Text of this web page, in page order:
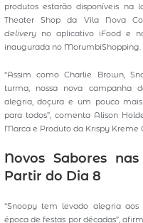
produtos estarão disponíveis na
Theater Shop da Vila Nova
deliveryno aplicativo iFood e
inaugurada no MorumbiShopping.
“Assim como Charlie Brown,
turma, nossa nova campanha
alegria, doçura e um pouco
para todos”, comenta Alison
Marca e Produto da Krispy Kreme
Novos Sabores
Partir do Dia 8
“Snoopy tem levado alegria
época de festas por décadas”,